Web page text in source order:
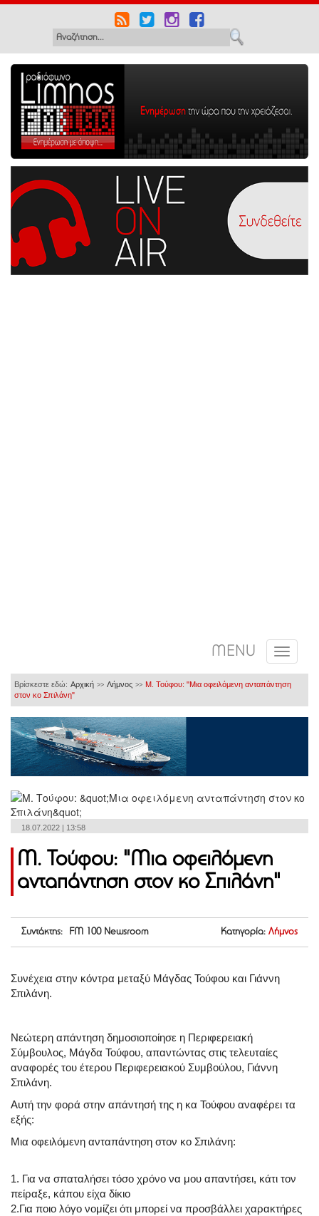
MENU
Βρίσκεστε εδώ: Αρχική >> Λήμνος >> Μ. Τούφου: "Μια οφειλόμενη ανταπάντηση
στον κο Σπιλάνη"
18.07.2022 | 13:58
Μ. Τούφου: "Μια οφειλόμενη
ανταπάντηση στον κο Σπιλάνη"
Συντάκτης: FM 100 Newsroom Κατηγορία: Λήμνος
Συνέχεια στην κόντρα μεταξύ Μάγδας Τούφου και Γιάννη
Σπιλάνη.
Νεώτερη απάντηση δημοσιοποίησε η Περιφερειακή
Σύμβουλος, Μάγδα Τούφου, απαντώντας στις τελευταίες
αναφορές του έτερου Περιφερειακού Συμβούλου, Γιάννη
Σπιλάνη.
Αυτή την φορά στην απάντησή της η κα Τούφου αναφέρει τα
εξής:
Μια οφειλόμενη ανταπάντηση στον κο Σπιλάνη:
1. Για να σπαταλήσει τόσο χρόνο να μου απαντήσει, κάτι τον
πείραξε, κάπου είχα δίκιο
2.Για ποιο λόγο νομίζει ότι μπορεί να προσβάλλει χαρακτήρες